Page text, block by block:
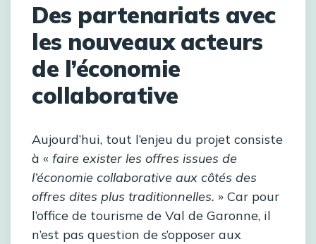
Des partenariats avec
les nouveaux acteurs
de l’économie
collaborative
Aujourd’hui, tout l’enjeu du projet consiste
à « faire exister les offres issues de
l’économie collaborative aux côtés des
offres dites plus traditionnelles. » Car pour
l’office de tourisme de Val de Garonne, il
n’est pas question de s’opposer aux